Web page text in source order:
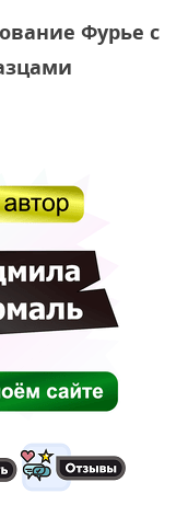
Фурье с